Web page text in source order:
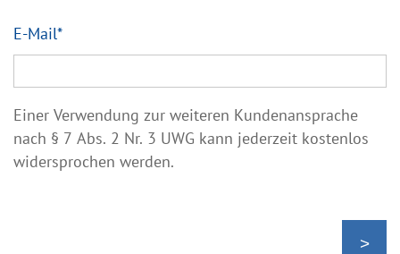
E-Mail*
Einer Verwendung zur weiteren Kundenansprache
nach § 7 Abs. 2 Nr. 3 UWG kann jederzeit kostenlos
widersprochen werden.
>